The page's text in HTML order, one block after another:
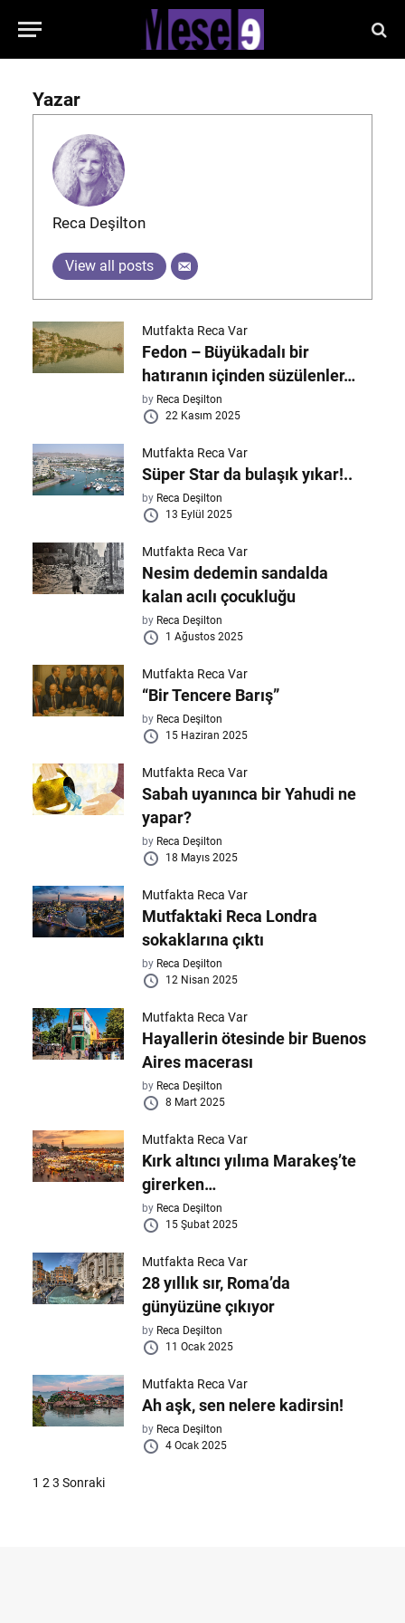
Yazar
Reca Deşilton
View all posts
Mutfakta Reca Var
Fedon – Büyükadalı bir
hatıranın içinden süzülenler…
by Reca Deşilton
22 Kasım 2025
Mutfakta Reca Var
Süper Star da bulaşık yıkar!..
by Reca Deşilton
13 Eylül 2025
Mutfakta Reca Var
Nesim dedemin sandalda
kalan acılı çocukluğu
by Reca Deşilton
1 Ağustos 2025
Mutfakta Reca Var
“Bir Tencere Barış”
by Reca Deşilton
15 Haziran 2025
Mutfakta Reca Var
Sabah uyanınca bir Yahudi ne
yapar?
by Reca Deşilton
18 Mayıs 2025
Mutfakta Reca Var
Mutfaktaki Reca Londra
sokaklarına çıktı
by Reca Deşilton
12 Nisan 2025
Mutfakta Reca Var
Hayallerin ötesinde bir Buenos
Aires macerası
by Reca Deşilton
8 Mart 2025
Mutfakta Reca Var
Kırk altıncı yılıma Marakeş’te
girerken…
by Reca Deşilton
15 Şubat 2025
Mutfakta Reca Var
28 yıllık sır, Roma’da
günyüzüne çıkıyor
by Reca Deşilton
11 Ocak 2025
Mutfakta Reca Var
Ah aşk, sen nelere kadirsin!
by Reca Deşilton
4 Ocak 2025
Yazı
1 2 3 Sonraki